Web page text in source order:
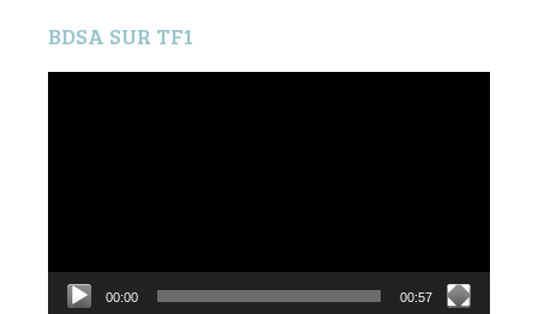
BDSA SUR TF1
00:00 00:57